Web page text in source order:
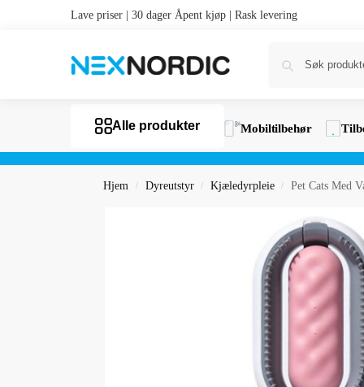
Lave priser | 30 dager Åpent kjøp | Rask levering
Alle produkter Mobiltilbehør
Hjem / Dyreutstyr / Kjæledyrpleie / Pet Cats Med